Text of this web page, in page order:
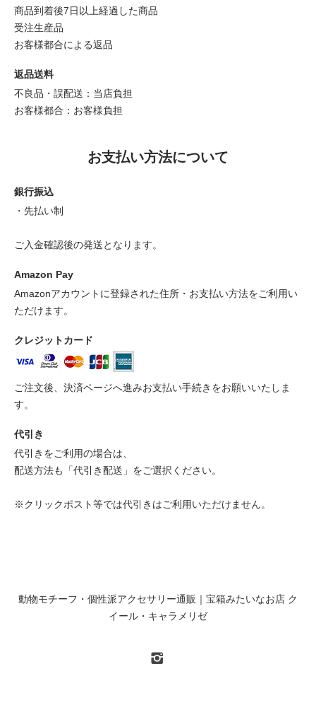
商品到着後7日以上経過した商品
受注生産品
お客様都合による返品
返品送料
不良品・誤配送：当店負担
お客様都合：お客様負担
お支払い方法について
銀行振込
・先払い制
ご入金確認後の発送となります。
Amazon Pay
Amazonアカウントに登録された住所・お支払い方法をご利用い
ただけます。
クレジットカード
ご注文後、決済ページへ進みお支払い手続きをお願いいたしま
す。
代引き
代引きをご利用の場合は、
配送方法も「代引き配送」をご選択ください。
※クリックポスト等では代引きはご利用いただけません。
動物モチーフ・個性派アクセサリー通販｜宝箱みたいなお店 ク
イール・キャラメリゼ